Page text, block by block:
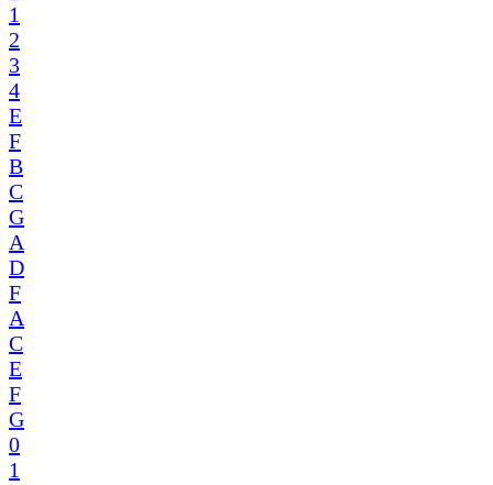
1
2
3
4
E
F
B
C
G
A
D
F
A
C
E
F
G
0
1